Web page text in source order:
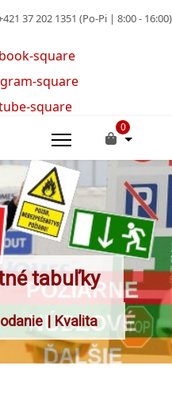
37 202 1351 (Po-Pi | 8:00 - 16:00)
square
square
square
0
tabuľky
| Kvalita